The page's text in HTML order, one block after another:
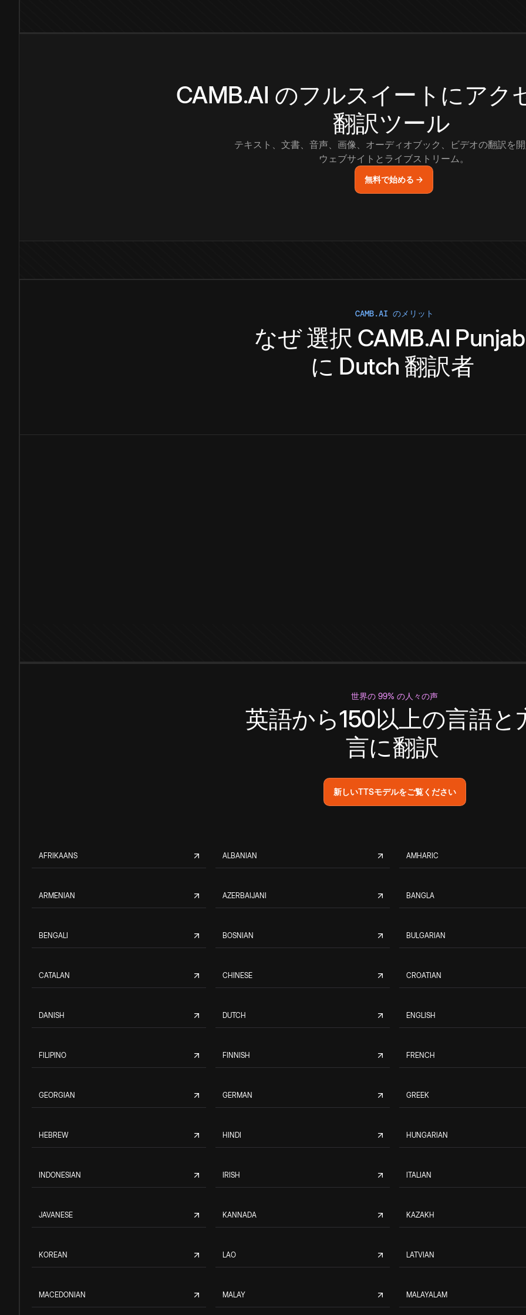
CAMB.AI のフルスイートにアク
翻訳ツール
テキスト、文書、音声、画像、オーディオブック、ビデオの翻訳を
ウェブサイトとライブストリーム。
無料で始める →
CAMB.AI のメリット
なぜ選択 CAMB.AI
に Dutch 翻訳者
世界の 99% の人々の声
英語から150以上の言語と
言に翻訳
新しいTTSモデルをご覧ください
AFRIKAANS ALBANIAN AMHARIC
ARMENIAN AZERBAIJANI BANGLA
BENGALI BOSNIAN BULGARIAN
CATALAN CHINESE CROATIAN
DANISH DUTCH ENGLISH
FILIPINO FINNISH FRENCH
GEORGIAN GERMAN GREEK
HEBREW HINDI HUNGARIAN
INDONESIAN IRISH ITALIAN
JAVANESE KANNADA KAZAKH
KOREAN LAO LATVIAN
MACEDONIAN MALAY MALAYALAM